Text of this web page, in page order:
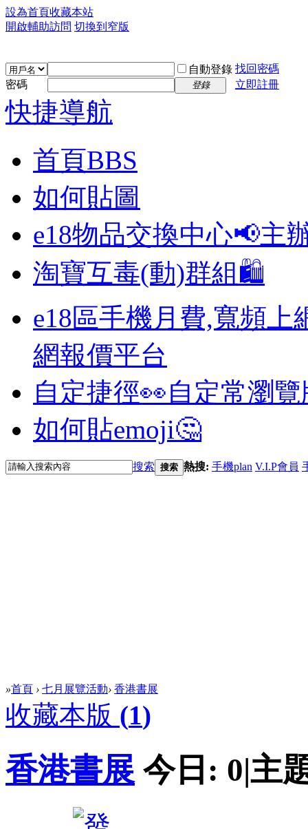
設為首頁收藏本站
開啟輔助訪問 切換到窄版
自動登錄 找回密碼
密碼
登錄 立即註冊
快捷導航
首頁BBS
如何貼圖
e18物品交換中心📢主
淘寶互毒(動)群組🛍️
e18區手機月費,寬頻上
網報價平台
自定捷徑👀自定常瀏
如何貼emoji🤔
搜索 搜索 熱搜: 手機plan V.I.P會員
»首頁 › 七月展覽活動› 香港書展
收藏本版 (1)
香港書展 今日: 0|主